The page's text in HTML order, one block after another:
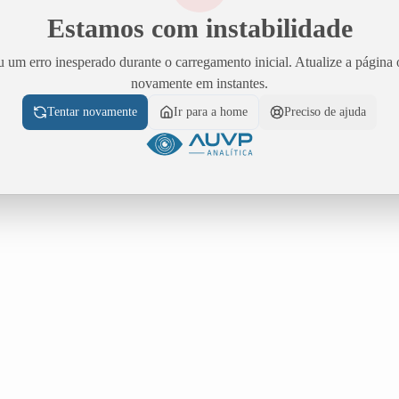
Estamos com instabilidade
um erro inesperado durante o carregamento inicial. Atualize a página
novamente em instantes.
Tentar novamente Ir para a home Preciso de ajuda